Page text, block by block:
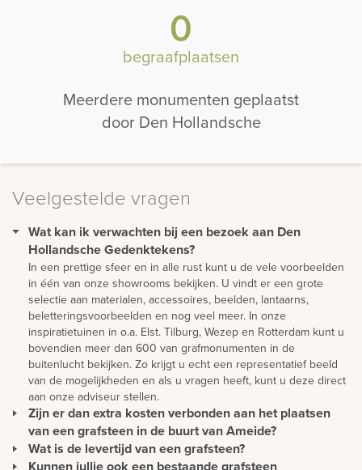
0
begraafplaatsen
Meerdere monumenten geplaatst
door Den Hollandsche
Veelgestelde vragen
Wat kan ik verwachten bij een bezoek aan Den
Hollandsche Gedenktekens?
In een prettige sfeer en in alle rust kunt u de vele voorbeelden
in één van onze showrooms bekijken. U vindt er een grote
selectie aan materialen, accessoires, beelden, lantaarns,
beletteringsvoorbeelden en nog veel meer. In onze
inspiratietuinen in o.a. Elst. Tilburg, Wezep en Rotterdam kunt u
bovendien meer dan 600 van grafmonumenten in de
buitenlucht bekijken. Zo krijgt u echt een representatief beeld
van de mogelijkheden en als u vragen heeft, kunt u deze direct
aan onze adviseur stellen.
Zijn er dan extra kosten verbonden aan het plaatsen
van een grafsteen in de buurt van Ameide?
Wij hanteren voor iedere begraafplaats in Nederland hetzelfde
tarief voor plaatsing. Zodoende betaalt u geen extra kosten
Wat is de levertijd van een grafsteen?
De levertijd van een gedenkteken wordt met name bepaald